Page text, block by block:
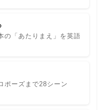
の「あたりまえ」を英語
ポーズまで28シーン